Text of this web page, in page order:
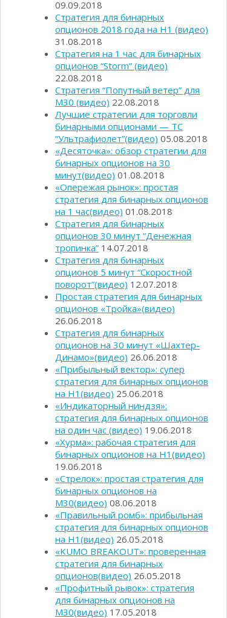
09.09.2018
Стратегия для бинарных
опционов 2018 года на Н1 (видео)
31.08.2018
Стратегия на 1 час для бинарных
опционов “Storm” (видео)
22.08.2018
Стратегия “Попутный ветер” для
М30 (видео) 22.08.2018
Лучшие стратегии для торговли
бинарными опционами — ТС
“Ультрафиолет”(видео) 05.08.2018
«Десяточка»: обзор стратегии для
бинарных опционов на 30
минут(видео) 01.08.2018
«Опережая рынок»: простая
стратегия для бинарных опционов
на 1 час(видео) 01.08.2018
Стратегия для бинарных
опционов 30 минут “Денежная
тропинка” 14.07.2018
Стратегия для бинарных
опционов 5 минут “Скоростной
поворот”(видео) 12.07.2018
Простая стратегия для бинарных
опционов «Тройка»(видео)
26.06.2018
Стратегия для бинарных
опционов на 30 минут «Шахтер-
Динамо»(видео) 26.06.2018
«Прибыльный вектор»: супер
стратегия для бинарных опционов
на Н1(видео) 25.06.2018
«Индикаторный ниндзя»:
стратегия для бинарных опционов
на один час (видео) 19.06.2018
«Хурма»: рабочая стратегия для
бинарных опционов на Н1(видео)
19.06.2018
«Стрелок»: простая стратегия для
бинарных опционов на
М30(видео) 08.06.2018
«Правильный ромб»: прибыльная
стратегия для бинарных опционов
на Н1(видео) 26.05.2018
«KUMO BREAKOUT»: проверенная
стратегия для бинарных
опционов(видео) 26.05.2018
«Профитный рывок»: стратегия
для бинарных опционов на
М30(видео) 17.05.2018